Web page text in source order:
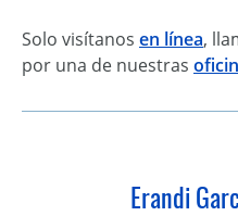
Solo visítanos en línea,
por una de nuestras
Erandi